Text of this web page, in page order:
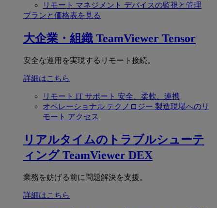
リモート マネジメント デバイスの監視と管理
プランと価格表を見る
大企業・組織 TeamViewer Tensor
安全な運用を実現するリモート接続。
詳細はこちら
リモート IT サポート 安全、柔軟、連携
オペレーショナル テクノロジー 製造現場へのリ
モート アクセス
リアルタイムのトラブルシューテ
ィング TeamViewer DEX
業務を妨げる前に問題解決を支援。
詳細はこちら